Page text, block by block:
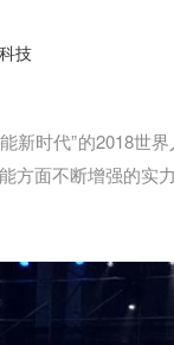
技
新时代”的2018世
方面不断增强的实